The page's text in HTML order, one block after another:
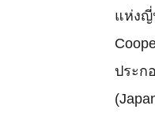
แห่งญี่
ประก